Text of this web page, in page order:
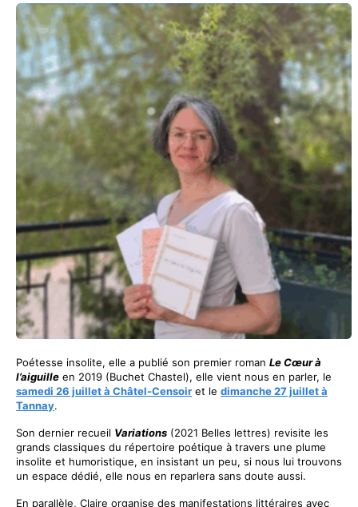
Poétesse insolite, elle a publié son premier roman Le Cœur à
l’aiguille en 2019 (Buchet Chastel), elle vient nous en parler, le
samedi 26 juilletà Châtel-Censoir et le dimanche 27 juillet à
Tannay.
Son dernier recueil Variations (2021 Belles lettres) revisite les
grands classiques du répertoire poétique à travers une plume
insolite et humoristique, en insistant un peu, si nous lui trouvons
un espace dédié, elle nous en reparlera sans doute aussi.
En parallèle, Claire organise des manifestations littéraires avec